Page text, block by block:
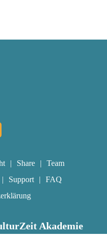
Share
Team
Support
FAQ
Akademie